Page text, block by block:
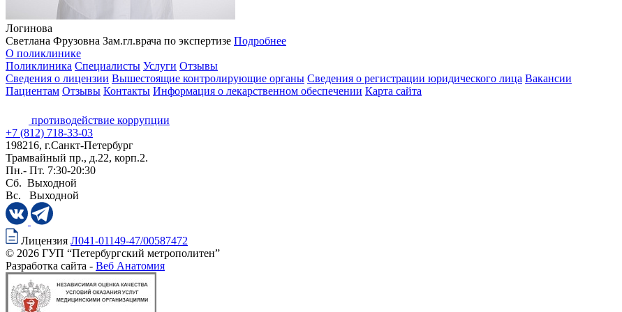
Логинова
Светлана Фрузовна Зам.гл.врача по экспертизе Подробнее
О поликлинике
Поликлиника Специалисты Услуги Отзывы
Сведения о лицензии Вышестоящие контролирующие органы Сведения о регистрации юридического лица Вакансии
Пациентам Отзывы Контакты Информация о лекарственном обеспечении Карта сайта
противодействие коррупции
+7 (812) 718-33-03
198216, г.Санкт-Петербург
Трамвайный пр., д.22, корп.2.
Пн.- Пт. 7:30-20:30
Сб. Выходной
Вс. Выходной
Лицензия Л041-01149-47/00587472
© 2026 ГУП “Петербургский метрополитен”
Разработка сайта - Веб Анатомия